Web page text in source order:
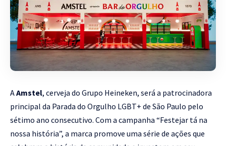
AAmstel, cerveja do Grupo Heineken, será a patrocinadora
principal da Parada do Orgulho LGBT+ de São Paulo pelo
sétimo ano consecutivo. Com a campanha “Festejar tá na
nossa história”, a marca promove uma série de ações que